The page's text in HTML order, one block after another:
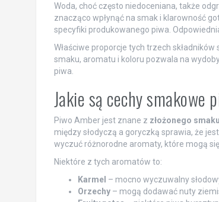
Woda, choć często niedoceniana, także
znacząco wpłynąć na smak i klarowność
specyfiki produkowanego piwa.
Właściwe proporcje tych trzech
smaku, aromatu i koloru pozwala na
piwa.
Jakie są cechy smakowe
Piwo Amber jest znane z złożonego smaku
między słodyczą a goryczką sprawia, że
wyczuć różnorodne aromaty, które mogą
Niektóre z tych aromatów to:
Karmel – mocno wyczuwalny
Orzechy– mogą dodawać nuty